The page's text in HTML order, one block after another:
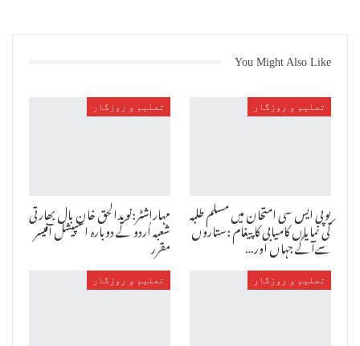
کرنے وا لے اساتذہ کو مبا رک باد پیش کی گئی۔
You Might Also Like
تعلیم و روزگار
یوپی ایس سی امتحان میں مسلم طلبہ
کی نمایاں کامیابی کا پیغام :ستاروں
سےآگے جہاں اور…
تعلیم و روزگار
مہاراشٹر:نویدالحق خان بال بھارتی
شعبہ اُردو کے دوبارہ اسپیشل آفیسر
مقرر
تعلیم و روزگار تعلیم و روزگار